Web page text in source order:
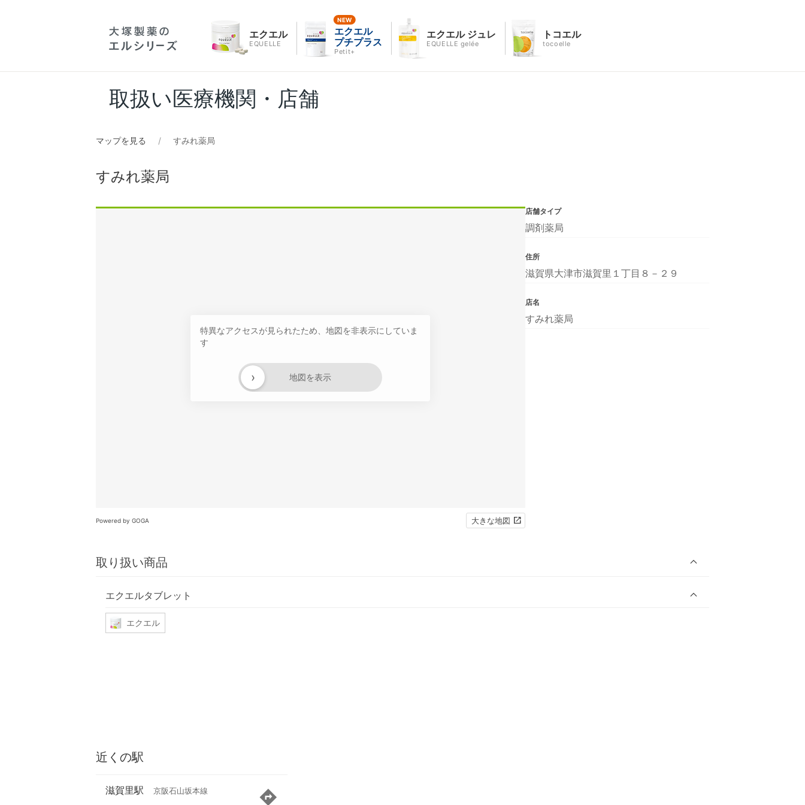
エクエル
EQUELLE
エクエル
プチプラス
Petit+
エクエル ジュレ
EQUELLE gelée
トコエル
tocoelle
取扱い医療機関・店舗
マップを見る すみれ薬局
すみれ薬局
特異なアクセスが見られたため、地図を非表示にしていま
す
地図を表示
›
Powered by GOGA 大きな地図
取り扱い商品
エクエルタブレット
エクエル
店舗タイプ
調剤薬局
住所
滋賀県大津市滋賀里１丁目８－２９
店名
すみれ薬局
近くの駅
滋賀里駅 京阪石山坂本線